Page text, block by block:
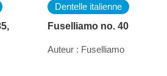
Dentelle italienne
Fuselliamo no. 40
Auteur : Fuselliamo